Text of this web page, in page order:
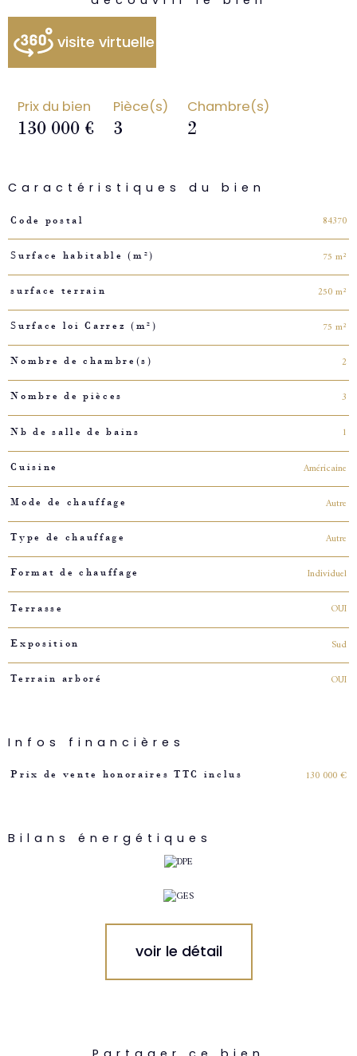
visite virtuelle
Prix du bien
130 000 €
Pièce(s)
3
Chambre(s)
2
Caractéristiques du bien
Caractéristiques Valeurs
Code postal 84370
Surface habitable (m²) 75 m²
surface terrain 250 m²
Surface loi Carrez (m²) 75 m²
Nombre de chambre(s) 2
Nombre de pièces 3
Nb de salle de bains 1
Cuisine Américaine
Mode de chauffage Autre
Type de chauffage Autre
Format de chauffage Individuel
Terrasse OUI
Exposition Sud
Terrain arboré OUI
Infos financières
Caractéristiques Valeurs
Prix de vente honoraires TTC inclus 130 000 €
Bilans énergétiques
voir le détail